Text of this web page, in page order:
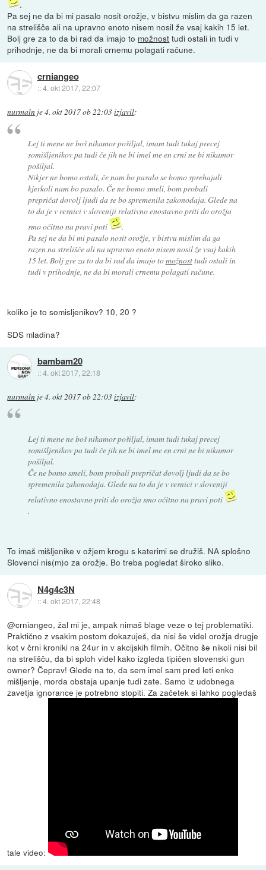
.
Pa sej ne da bi mi pasalo nosit orožje, v bistvu mislim da ga razen
na strelišče ali na upravno enoto nisem nosil že vsaj kakih 15 let.
Bolj gre za to da bi rad da imajo to možnost tudi ostali in tudi v
prihodnje, ne da bi morali crnemu polagati račune.
crniangeo
::4. okt 2017, 22:07
nurmaln je4. okt 2017 ob 22:03izjavil:
Lej ti mene ne boš nikamor pošiljal, imam tudi tukaj precej
somišljenikov pa tudi če jih ne bi imel me en crni ne bi nikamor
pošiljal.
Nikjer ne bomo ostali, če nam bo pasalo se bomo sprehajali
kjerkoli nam bo pasalo. Če ne bomo smeli, bom probali
prepričat dovolj ljudi da se bo spremenila zakonodaja. Glede na
to da je v resnici v sloveniji relativno enostavno priti do orožja
smo očitno na pravi poti
.
Pa sej ne da bi mi pasalo nosit orožje, v bistvu mislim da ga
razen na strelišče ali na upravno enoto nisem nosil že vsaj kakih
15 let. Bolj gre za to da bi rad da imajo tomožnosttudi ostali in
tudi v prihodnje, ne da bi morali crnemu polagati račune.
koliko je to somisljenikov? 10, 20 ?
SDS mladina?
bambam20
::4. okt 2017, 22:18
nurmaln je4. okt 2017 ob 22:03izjavil:
Lej ti mene ne boš nikamor pošiljal, imam tudi tukaj precej
somišljenikov pa tudi če jih ne bi imel me en crni ne bi nikamor
pošiljal.
Če ne bomo smeli, bom probali prepričat dovolj ljudi da se bo
spremenila zakonodaja. Glede na to da je v resnici v sloveniji
relativno enostavno priti do orožja smo očitno na pravi poti
.
To imaš mišljenike v ožjem krogu s katerimi se družiš. NA splošno
Slovenci nis(m)o za orožje. Bo treba pogledat široko sliko.
N4g4c3N
::4. okt 2017, 22:48
@crniangeo, žal mi je, ampak nimaš blage veze o tej problematiki.
Praktično z vsakim postom dokazuješ, da nisi še videl orožja drugje
kot v črni kroniki na 24ur in v akcijskih filmih. Očitno še nikoli nisi bil
na strelišču, da bi sploh videl kako izgleda tipičen slovenski gun
owner? Čeprav! Glede na to, da sem imel sam pred leti enko
mišljenje, morda obstaja upanje tudi zate. Samo iz udobnega
zavetja ignorance je potrebno stopiti. Za začetek si lahko pogledaš
tale video: